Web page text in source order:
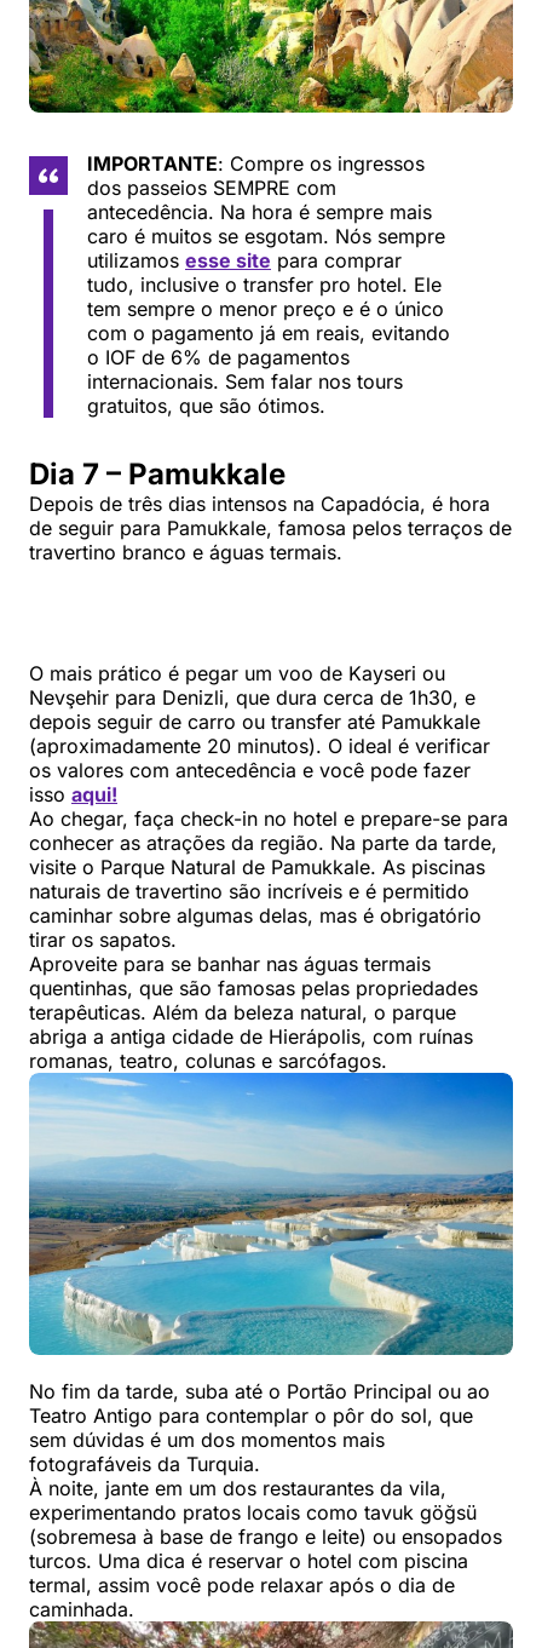
IMPORTANTE: Compre os ingressos
dos passeios SEMPRE com
antecedência. Na hora é sempre mais
caro é muitos se esgotam. Nós sempre
utilizamos esse site para comprar
tudo, inclusive o transfer pro hotel. Ele
tem sempre o menor preço e é o único
com o pagamento já em reais, evitando
o IOF de 6% de pagamentos
internacionais. Sem falar nos tours
gratuitos, que são ótimos.
Dia 7 – Pamukkale
Depois de três dias intensos na Capadócia, é hora
de seguir para Pamukkale, famosa pelos terraços de
travertino branco e águas termais.
O mais prático é pegar um voo de Kayseri ou
Nevşehir para Denizli, que dura cerca de 1h30, e
depois seguir de carro ou transfer até Pamukkale
(aproximadamente 20 minutos). O ideal é verificar
os valores com antecedência e você pode fazer
isso aqui!
Ao chegar, faça check-in no hotel e prepare-se para
conhecer as atrações da região. Na parte da tarde,
visite o Parque Natural de Pamukkale. As piscinas
naturais de travertino são incríveis e é permitido
caminhar sobre algumas delas, mas é obrigatório
tirar os sapatos.
Aproveite para se banhar nas águas termais
quentinhas, que são famosas pelas propriedades
terapêuticas. Além da beleza natural, o parque
abriga a antiga cidade de Hierápolis, com ruínas
romanas, teatro, colunas e sarcófagos.
No fim da tarde, suba até o Portão Principal ou ao
Teatro Antigo para contemplar o pôr do sol, que
sem dúvidas é um dos momentos mais
fotografáveis da Turquia.
À noite, jante em um dos restaurantes da vila,
experimentando pratos locais como tavuk göğsü
(sobremesa à base de frango e leite) ou ensopados
turcos. Uma dica é reservar o hotel com piscina
termal, assim você pode relaxar após o dia de
caminhada.